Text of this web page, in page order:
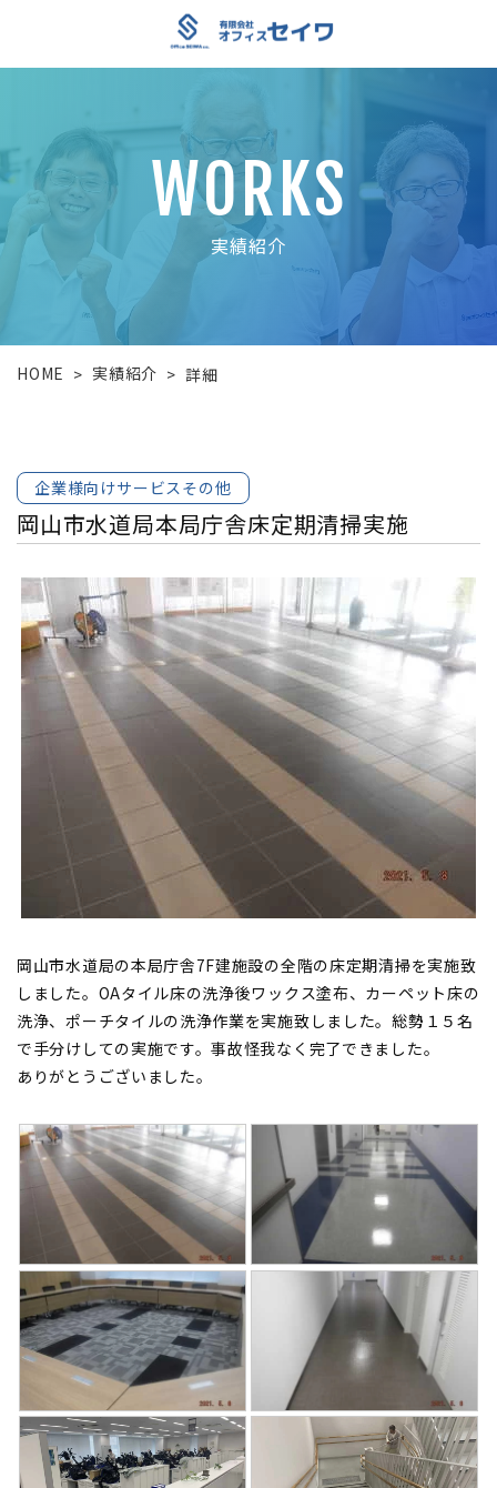
WORKS
実績紹介
HOME > 実績紹介 > 詳細
企業様向けサービスその他
岡山市水道局本局庁舎床定期清掃実施
岡山市水道局の本局庁舎7F建施設の全階の床定期清掃を実施致
しました。OAタイル床の洗浄後ワックス塗布、カーペット床の
洗浄、ポーチタイルの洗浄作業を実施致しました。総勢１５名
で手分けしての実施です。事故怪我なく完了できました。
ありがとうございました。